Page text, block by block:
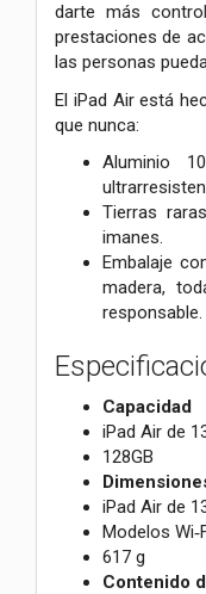
darte más
prestaciones de
las personas
El iPad Air está
que nunca:
Aluminio
Tierras
imanes.
Embalaje
madera,
responsable.
Capacidad
iPad Air de
128GB
iPad Air de
Modelos
617 g
Contenido